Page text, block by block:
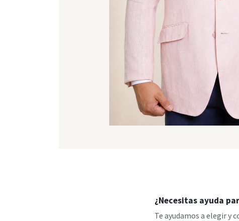
¿Necesitas ayuda
Te ayudamos a elegir y